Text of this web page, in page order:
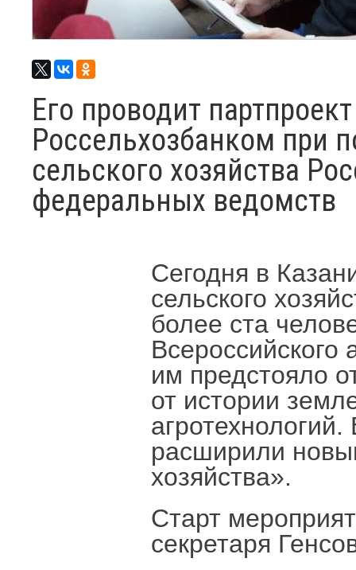
Его проводит
Россельхозбанком при
сельского хозяйства
федеральных ведомств
Сегодня в
сельского
более ста
Всероссийского
им предстояло
от истории
расширили
хозяйства».
Старт
секретаря